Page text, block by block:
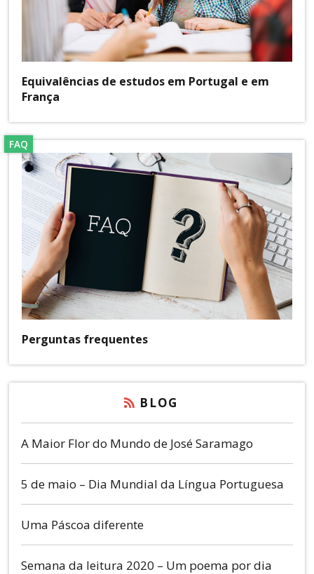
Equivalências de estudos em Portugal e em
França
FAQ
Perguntas frequentes
BLOG
A Maior Flor do Mundo de José Saramago
5 de maio – Dia Mundial da Língua Portuguesa
Uma Páscoa diferente
Semana da leitura 2020 – Um poema por dia